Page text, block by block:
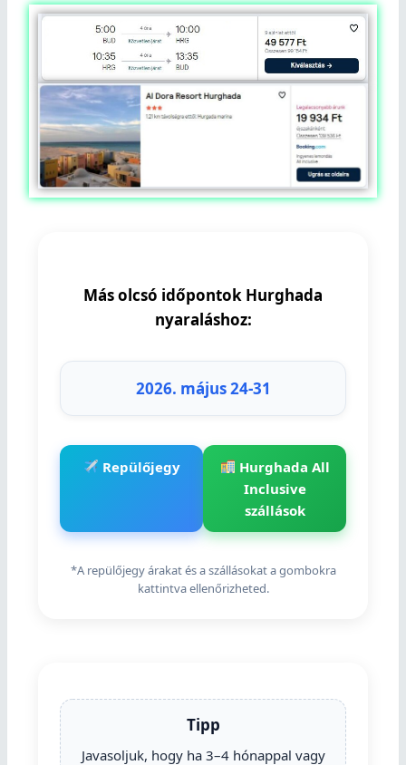
Más olcsó időpontok Hurghada
nyaraláshoz:
2026. május 24-31
Repülőjegy
Hurghada All
Inclusive
szállások
*A repülőjegy árakat és a szállásokat a gombokra
kattintva ellenőrizheted.
Tipp
Javasoljuk, hogy ha 3–4 hónappal vagy